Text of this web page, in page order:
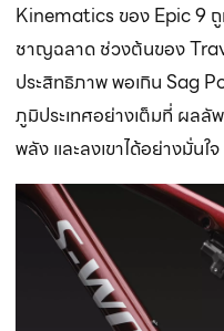
Kinematics ของ Epic 9
ชาญฉลาด ช่วงต้นของ
ประสิทธิภาพ พอเกิน Sag
ภูมิประเทศอย่างเต็มที่ ผลลั
พลัง และลงเขาได้อย่างมั่นใจ